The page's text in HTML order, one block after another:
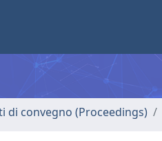
di convegno (Proceedings)